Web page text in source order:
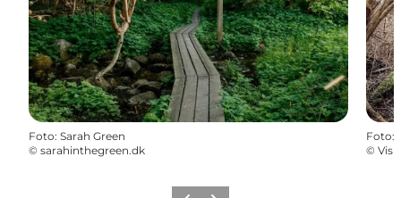
Foto: Sarah Green
© sarahinthegreen.dk
Foto:
©